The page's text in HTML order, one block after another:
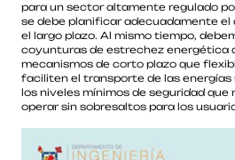
para un sector altamente regulado
se debe planificar adecuadamente el
el largo plazo. Al mismo tiempo,
coyunturas de estrechez energética
mecanismos de corto plazo que
faciliten el transporte de las
los niveles mínimos de seguridad que
operar sin sobresaltos para los